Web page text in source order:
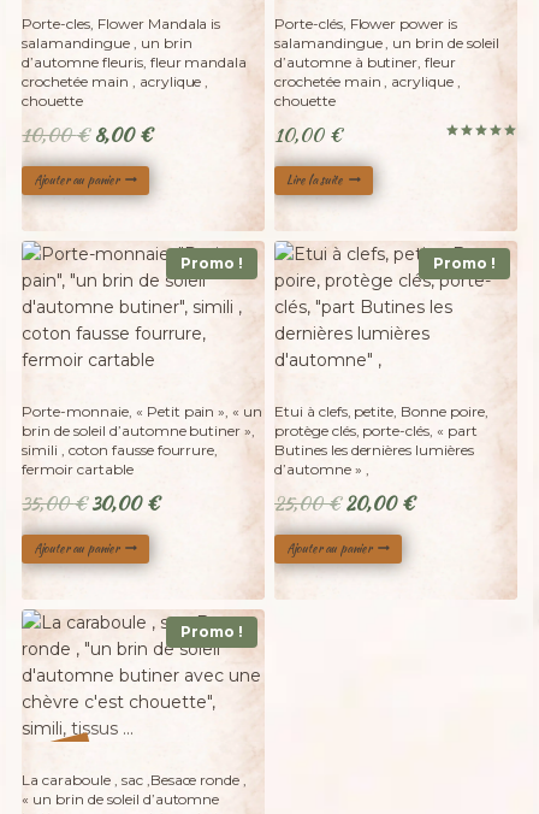
20
Porte-cles, Flower Mandala is
salamandingue , un brin
d’automne fleuris, fleur mandala
crochetée main , acrylique ,
chouette
10,00€ Le
prix
initial
10,00 €.
8,00€Le
prix
actuel
8,00 €.
Ajouter au panier
Porte-clés, Flower power is
salamandingue , un brin de soleil
d’automne à butiner, fleur
crochetée main , acrylique ,
chouette
10,00 €
Lire la suite
Promo !
Porte-monnaie, « Petit pain », « un
brin de soleil d’automne butiner »,
simili , coton fausse fourrure,
fermoir cartable
35,00€ Le
prix
initial
35,00 €.
30,00€Le
30,00 €.
Ajouter au panier
Promo !
Etui à clefs, petite, Bonne poire,
protège clés, porte-clés, « part
Butines les dernières lumières
d’automne » ,
25,00€ Le
prix
initial
20,00€Le
Ajouter au panier
Promo !
La caraboule , sac ,Besace ronde ,
« un brin de soleil d’automne